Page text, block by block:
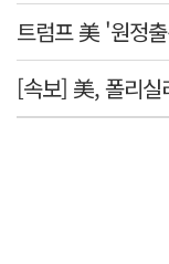
트럼프 美 '원정